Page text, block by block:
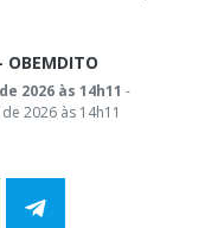
OBEMDITO
2026 às 14h11 -
2026 às 14h11